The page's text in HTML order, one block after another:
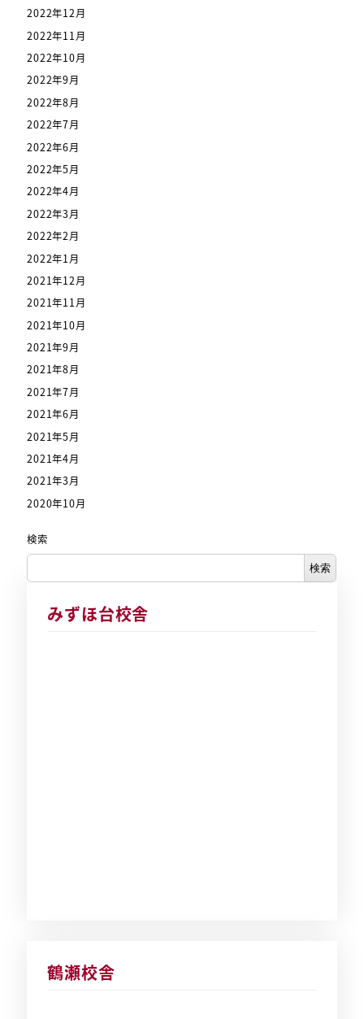
2022年12月
2022年11月
2022年10月
2022年9月
2022年8月
2022年7月
2022年6月
2022年5月
2022年4月
2022年3月
2022年2月
2022年1月
2021年12月
2021年11月
2021年10月
2021年9月
2021年8月
2021年7月
2021年6月
2021年5月
2021年4月
2021年3月
2020年10月
検索
検索
みずほ台校舎
鶴瀬校舎